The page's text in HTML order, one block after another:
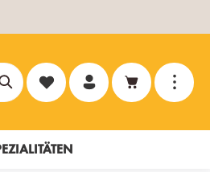
Du hast 0 Produkte auf dem